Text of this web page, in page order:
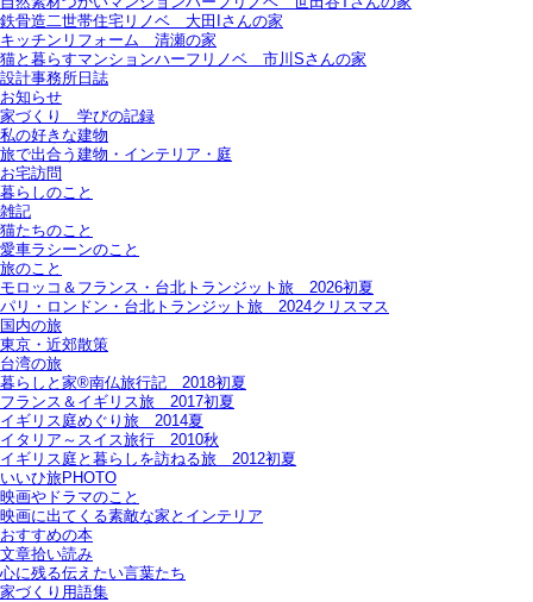
鉄骨造二世帯住宅リノベ＿大田Iさんの家
キッチンリフォーム＿清瀬の家
猫と暮らすマンションハーフリノベ＿市川Sさんの家
設計事務所日誌
お知らせ
家づくり 学びの記録
私の好きな建物
旅で出合う建物・インテリア・庭
お宅訪問
暮らしのこと
雑記
猫たちのこと
愛車ラシーンのこと
旅のこと
モロッコ＆フランス・台北トランジット旅＿2026初夏
パリ・ロンドン・台北トランジット旅＿2024クリスマス
国内の旅
東京・近郊散策
台湾の旅
暮らしと家®南仏旅行記＿2018初夏
フランス＆イギリス旅＿2017初夏
イギリス庭めぐり旅＿2014夏
イタリア～スイス旅行 2010秋
イギリス庭と暮らしを訪ねる旅＿2012初夏
いいひ旅PHOTO
映画やドラマのこと
映画に出てくる素敵な家とインテリア
おすすめの本
文章拾い読み
心に残る伝えたい言葉たち
家づくり用語集